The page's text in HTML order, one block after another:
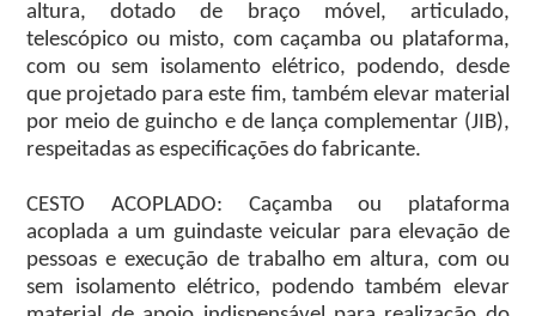
altura, dotado de braço móvel, articulado,
telescópico ou misto, com caçamba ou plataforma,
com ou sem isolamento elétrico, podendo, desde
que projetado para este fim, também elevar material
por meio de guincho e de lança complementar (JIB),
respeitadas as especificações do fabricante.
CESTO ACOPLADO: Caçamba ou plataforma
acoplada a um guindaste veicular para elevação de
pessoas e execução de trabalho em altura, com ou
sem isolamento elétrico, podendo também elevar